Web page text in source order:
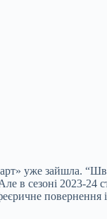
уже зайшла.
в сезоні 2023-24
повернення